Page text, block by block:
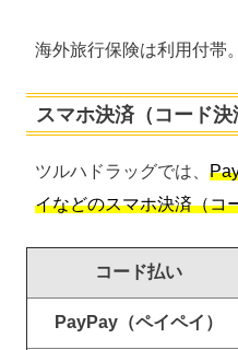
海外旅行保険は利用付帯。
スマホ決済（コード決
ツルハドラッグでは、
イなどのスマホ決済（コ
コード払い
PayPay（ペイペイ）